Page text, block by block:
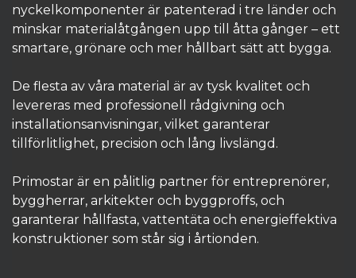
nyckelkomponenter är patenterad i tre länder och
minskar materialåtgången upp till åtta gånger – ett
smartare, grönare och mer hållbart sätt att bygga.
De flesta av våra material är av tysk kvalitet och
levereras med professionell rådgivning och
installationsanvisningar, vilket garanterar
tillförlitlighet, precision och lång livslängd.
Primostar är en pålitlig partner för entreprenörer,
byggherrar, arkitekter och byggproffs, och
garanterar hållfasta, vattentäta och energieffektiva
konstruktioner som står sig i årtionden.​